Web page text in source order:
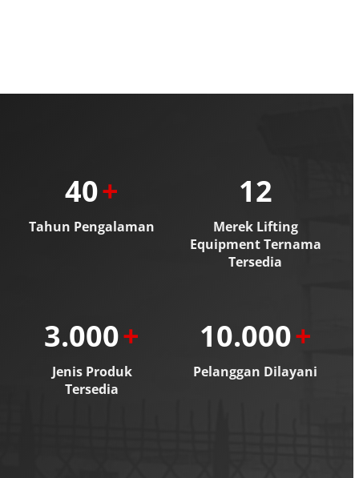
40+
Tahun Pengalaman
12
Merek Lifting
Equipment Ternama
Tersedia
3.000+
Jenis Produk
Tersedia
10.000+
Pelanggan Dilayani